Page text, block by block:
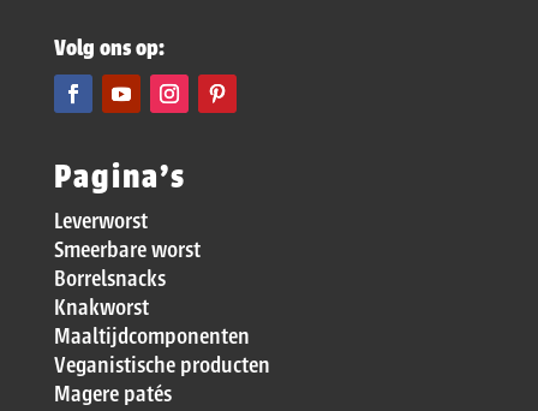
Volg ons op:
Pagina’s
Leverworst
Smeerbare worst
Borrelsnacks
Knakworst
Maaltijdcomponenten
Veganistische producten
Magere patés